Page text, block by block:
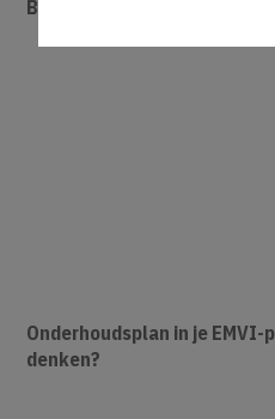
BPKV, Beste Prijs Kwaliteit
Onderhoudsplan in je EMVI-
denken?